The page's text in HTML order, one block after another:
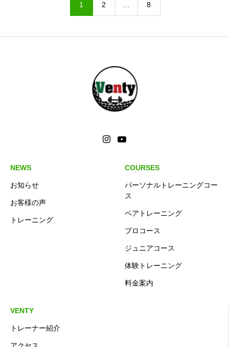
1 2 8
NEWS
お知らせ
お客様の声
トレーニング
COURSES
パーソナルトレーニングコー
ス
ペアトレーニング
プロコース
ジュニアコース
体験トレーニング
料金案内
VENTY
トレーナー紹介